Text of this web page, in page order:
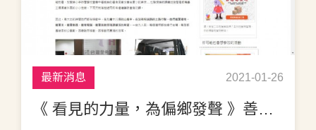
最新消息 2021-01-26
《 看見的力量，為偏鄉發聲 》善耕365公益媒合平台